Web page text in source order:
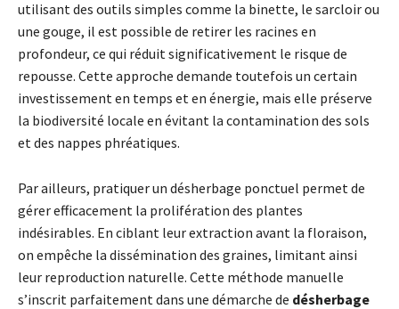
utilisant des outils simples comme la binette, le sarcloir ou
une gouge, il est possible de retirer les racines en
profondeur, ce qui réduit significativement le risque de
repousse. Cette approche demande toutefois un certain
investissement en temps et en énergie, mais elle préserve
la biodiversité locale en évitant la contamination des sols
et des nappes phréatiques.
Par ailleurs, pratiquer un désherbage ponctuel permet de
gérer efficacement la prolifération des plantes
indésirables. En ciblant leur extraction avant la floraison,
on empêche la dissémination des graines, limitant ainsi
leur reproduction naturelle. Cette méthode manuelle
s’inscrit parfaitement dans une démarche de désherbage